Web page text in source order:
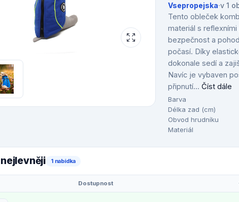
Vsepropejska·v 1
Tento obleček
materiál s
bezpečnost a
počasí. Díky
dokonale sedí a
Navíc je vybaven
připnutí... Číst dále
Barva
Délka zad (cm)
Obvod hrudníku
Materiál
1 nabídka
Dostupnost